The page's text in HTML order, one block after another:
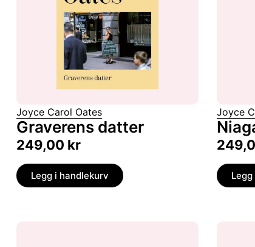
Joyce Carol Oates
Graverens datter
249,00 kr
Legg i handlekurv
Joyce